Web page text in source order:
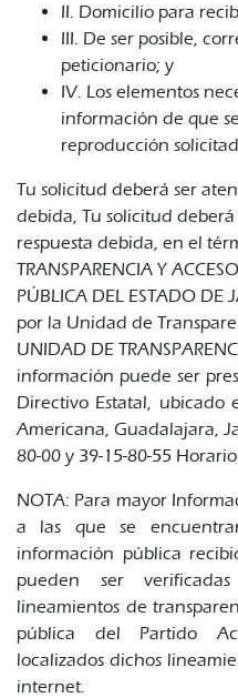
II. Domicilio para
III. De ser posible,
peticionario; y
IV. Los elementos
información de que
reproducción
Tu solicitud deberá ser
debida, Tu solicitud
respuesta debida, en el
TRANSPARENCIA Y
PÚBLICA DEL ESTADO DE
por la Unidad de
UNIDAD DE
información puede ser
Directivo Estatal, ubicado
Americana, Guadalajara,
80-00 y 39-15-80-55
NOTA: Para mayor
a las que se
información pública
pueden ser
lineamientos de
pública del Partido
localizados dichos
internet.